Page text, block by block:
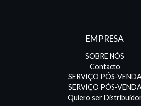
EMPRESA
SOBRE NÓS
Contacto
SERVIÇO PÓS-VENDA
SERVIÇO PÓS-VENDA
Quiero ser